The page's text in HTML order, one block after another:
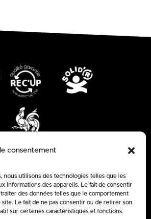
consentement
nous utilisons des technologies telles que les
informations des appareils. Le fait de consentir
des données telles que le comportement
Le fait de ne pas consentir ou de retirer son
sur certaines caractéristiques et fonctions.